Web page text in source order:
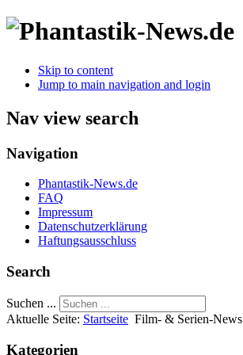
Skip to content
Jump to main navigation and login
Nav view search
Navigation
Phantastik-News.de
FAQ
Impressum
Datenschutzerklärung
Haftungsausschluss
Search
Suchen ...
Aktuelle Seite: Startseite Film- & Serien-News
Kategorien